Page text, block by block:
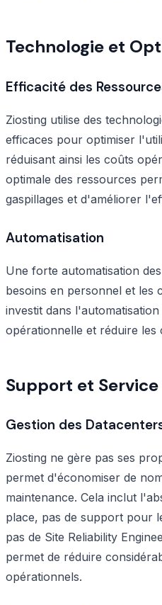
Technologie et
Efficacité des
Ziosting utilise des
efficaces pour optimiser
réduisant ainsi les coûts
optimale des ressources
gaspillages et d'améliorer
Automatisation
Une forte automatisation
besoins en personnel et les
investit dans
opérationnelle et réduire les
Support et
Gestion des
Ziosting ne gère pas ses
permet d'économiser de
maintenance. Cela inclut
place, pas de support pour
pas de Site Reliability
permet de réduire
opérationnels.